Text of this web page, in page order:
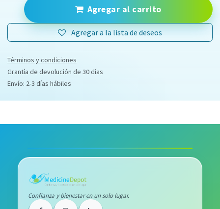
Agregar al carrito
Agregar a la lista de deseos
Términos y condiciones
Grantía de devolución de 30 días
Envío: 2-3 días hábiles
Confianza y bienestar en un solo lugar.